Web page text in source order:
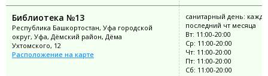
Библиотека №13
Республика Башкортостан, Уфа городской
округ, Уфа, Дёмский район, Дёма
Ухтомского, 12
Расположение на карте
санитарный день:
последний чт месяца
Вт: 11:00-20:00
Ср: 11:00-20:00
Чт: 11:00-20:00
Пт: 11:00-20:00
Сб: 11:00-20:00